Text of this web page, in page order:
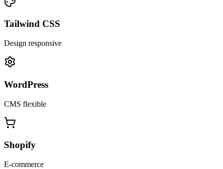
Tailwind CSS
Design responsive
WordPress
CMS flexible
Shopify
E-commerce